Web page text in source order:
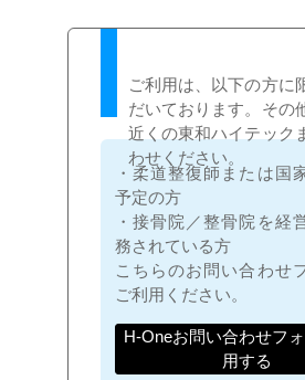
ご利用は、以下の方に
だいております。その
近くの東和ハイテック
わせください。
・柔道整復師または国
予定の方
・接骨院／整骨院を経
務されている方
こちらのお問い合わせ
ご利用ください。
H-Oneお問い合わせフ
用する